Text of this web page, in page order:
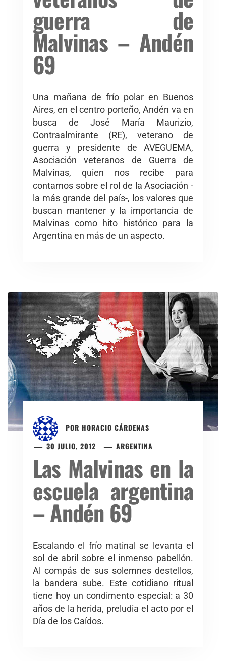
guerra de
Malvinas – Andén
69
Una mañana de frío polar en Buenos
Aires, en el centro porteño, Andén va en
busca de José María Maurizio,
Contraalmirante (RE), veterano de
guerra y presidente de AVEGUEMA,
Asociación veteranos de Guerra de
Malvinas, quien nos recibe para
contarnos sobre el rol de la Asociación -
la más grande del país-, los valores que
buscan mantener y la importancia de
Malvinas como hito histórico para la
Argentina en más de un aspecto.
POR HORACIO CÁRDENAS
30 JULIO, 2012
ARGENTINA
Las Malvinas en la
escuela argentina
– Andén 69
Escalando el frío matinal se levanta el
sol de abril sobre el inmenso pabellón.
Al compás de sus solemnes destellos,
la bandera sube. Este cotidiano ritual
tiene hoy un condimento especial: a 30
años de la herida, preludia el acto por el
Día de los Caídos.